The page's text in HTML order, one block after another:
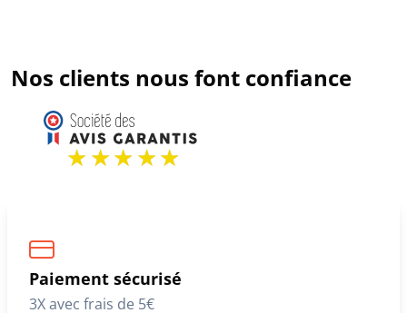
Nos clients nous font confiance
Paiement sécurisé
3X avec frais de 5€